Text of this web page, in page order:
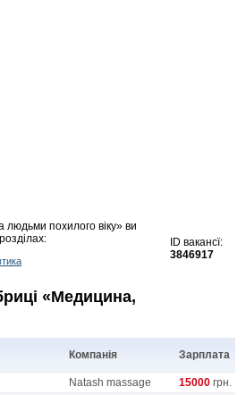
людьми похилого віку» ви
ID вакансї:
3846917
«Медицина,
Компанія Зарплата
Natash massage 15000 грн.